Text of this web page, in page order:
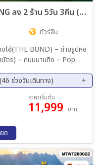
ทัวร์จีน SHANGHAI EASY GOING ลง 2 ร้าน 5วัน 3คืน (SL)
ทัวร์จีน
งไฮ้(THE BUND) – ถ่ายรูปหอ
บัตร) – ถนนนานกิง – Pop
-ร้านชา/ผ้าไหม- Wukang
ช่วงวันเดินทาง)
03 ก.ย. 69 - 07 ก.ย. 69
10 ก.ย. 69 - 14 ก.ย. 69
17 ก.ย. 69 - 21 ก.ย. 69
10 ต.ค. 69 - 14 ต.ค. 69
17 ต.ค. 69 - 21 ต.ค. 69
29 ต.ค. 69 - 02 พ.ย. 69
05 พ.ย. 69 - 09 พ.ย. 69
ราคาเริ่มต้น
11,999 บาท
ด